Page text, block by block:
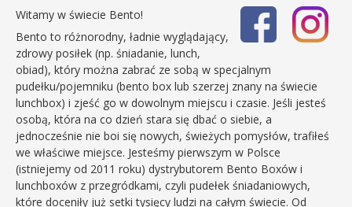
Witamy w świecie Bento!
Bento to różnorodny, ładnie wyglądający,
zdrowy posiłek (np. śniadanie, lunch,
obiad), który można zabrać ze sobą w specjalnym
pudełku/pojemniku (bento box lub szerzej znany na świecie
lunchbox) i zjeść go w dowolnym miejscu i czasie. Jeśli jesteś
osobą, która na co dzień stara się dbać o siebie, a
jednocześnie nie boi się nowych, świeżych pomysłów, trafiłeś
we właściwe miejsce. Jesteśmy pierwszym w Polsce
(istniejemy od 2011 roku) dystrybutorem Bento Boxów i
lunchboxów z przegródkami, czyli pudełek śniadaniowych,
które doceniły już setki tysięcy ludzi na całym świecie. Od